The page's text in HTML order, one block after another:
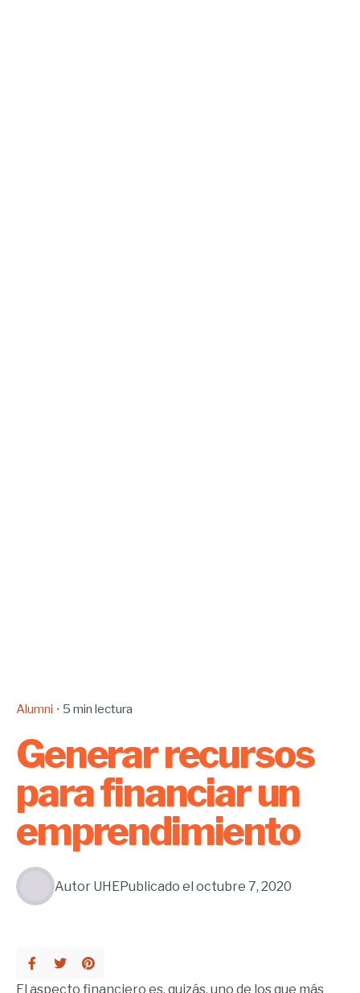
Alumni 5 min lectura
Generar recursos
para financiar un
emprendimiento
Autor UHEPublicado el octubre 7, 2020
El aspecto financiero es, quizás, uno de los que más